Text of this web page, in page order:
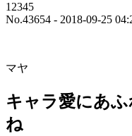
12345
No.43654 - 2018-09-25
マヤ
キャラ愛にあ
ね